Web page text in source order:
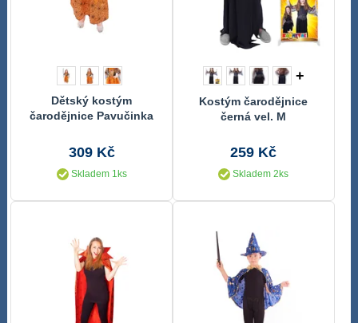
Dětský kostým
čarodějnice Pavučinka
309 Kč
Skladem 1ks
+
Kostým čarodějnice
černá vel. M
259 Kč
Skladem 2ks